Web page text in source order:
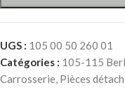
UGS : 105 00 50 260 01
Catégories : 105-115
Carrosserie, Pièces